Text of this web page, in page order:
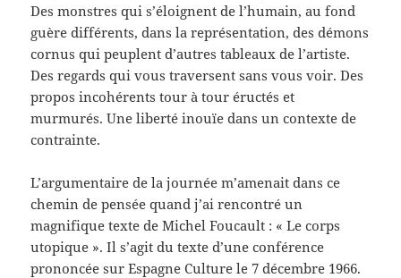
Des monstres qui s’éloignent de l’humain, au fond
guère différents, dans la représentation, des démons
cornus qui peuplent d’autres tableaux de l’artiste.
Des regards qui vous traversent sans vous voir. Des
propos incohérents tour à tour éructés et
murmurés. Une liberté inouïe dans un contexte de
contrainte.
L’argumentaire de la journée m’amenait dans ce
chemin de pensée quand j’ai rencontré un
magnifique texte de Michel Foucault : « Le corps
utopique ». Il s’agit du texte d’une conférence
prononcée sur Espagne Culture le 7 décembre 1966.